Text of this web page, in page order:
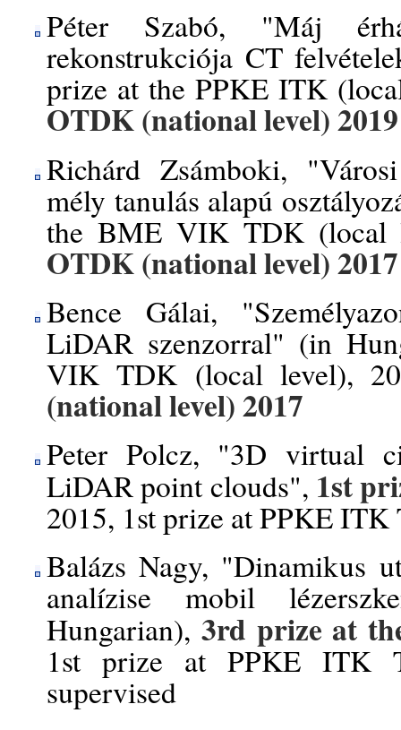
Péter Szabó, "Máj
rekonstrukciója CT
prize at the PPKE ITK
OTDK (national level) 2019
Richárd Zsámboki,
mély tanulás alapú
the BME VIK TDK (local
OTDK (national level) 2017
Bence Gálai,
LiDAR szenzorral" (in
VIK TDK (local level),
(national level) 2017
Peter Polcz, "3D virtual
LiDAR point clouds", 1st
2015, 1st prize at PPKE
Balázs Nagy, "Dinamikus
analízise mobil
Hungarian), 3rd prize at
1st prize at PPKE ITK
supervised